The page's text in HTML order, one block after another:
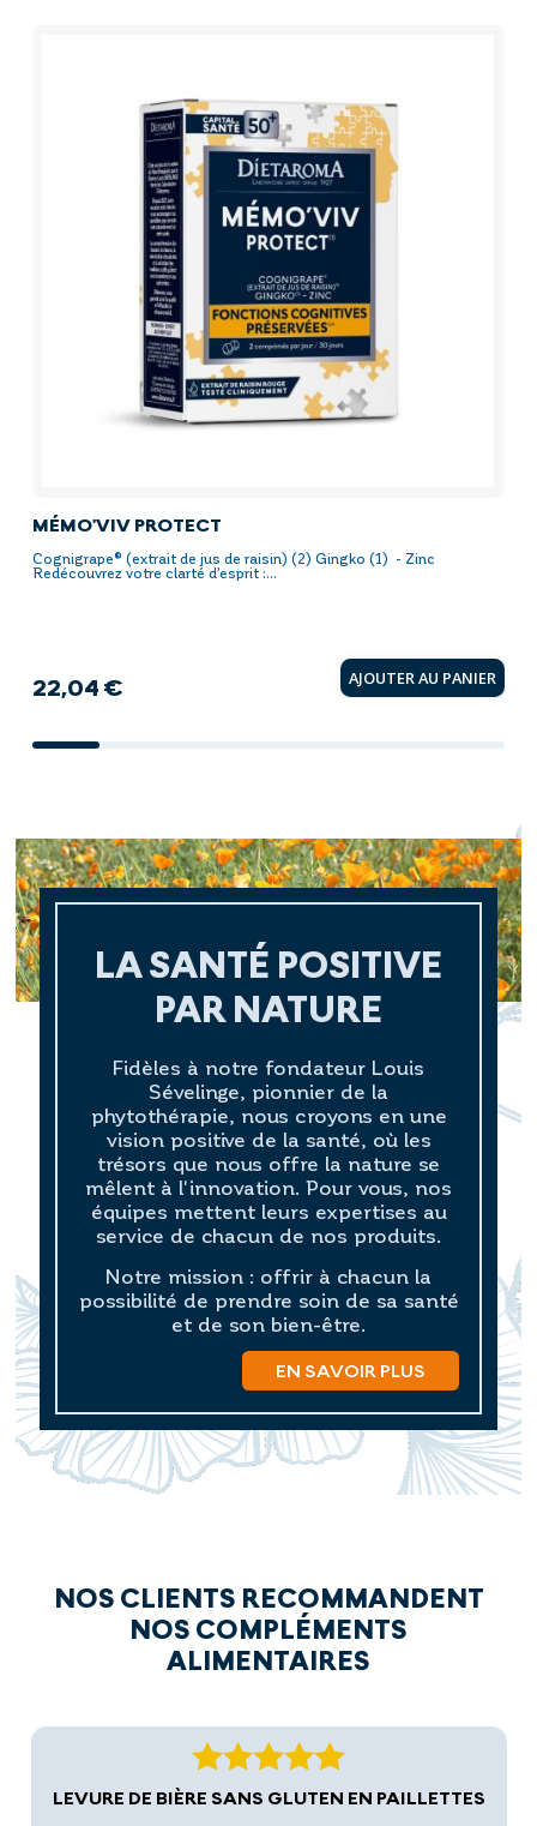
MÉMO'VIV PROTECT
Cognigrape® (extrait de jus de raisin) (2) Gingko (1) - Zinc
Redécouvrez votre clarté d’esprit :...
Prix
22,04 € AJOUTER AU PANIER Prix
LA SANTÉ POSITIVE
PAR NATURE
Fidèles à notre fondateur Louis
Sévelinge, pionnier de la
phytothérapie, nous croyons en une
vision positive de la santé, où les
trésors que nous offre la nature se
mêlent à l'innovation. Pour vous, nos
équipes mettent leurs expertises au
service de chacun de nos produits.
Notre mission : offrir à chacun la
possibilité de prendre soin de sa santé
et de son bien-être.
EN SAVOIR PLUS
NOS CLIENTS RECOMMANDENT
NOS COMPLÉMENTS
ALIMENTAIRES
LEVURE DE BIÈRE SANS GLUTEN EN PAILLETTES